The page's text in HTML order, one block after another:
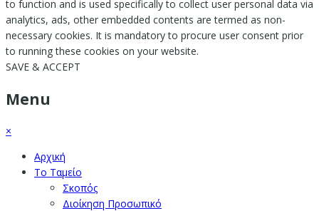
to function and is used specifically to collect user personal data via
analytics, ads, other embedded contents are termed as non-
necessary cookies. It is mandatory to procure user consent prior
to running these cookies on your website.
SAVE & ACCEPT
Menu
×
Αρχική
Το Ταμείο
Σκοπός
Διοίκηση Προσωπικό